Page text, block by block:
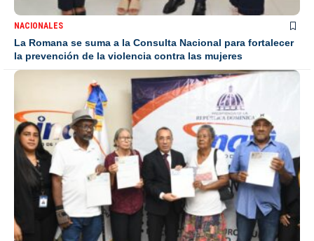
NACIONALES
La Romana se suma a la Consulta Nacional para fortalecer
la prevención de la violencia contra las mujeres